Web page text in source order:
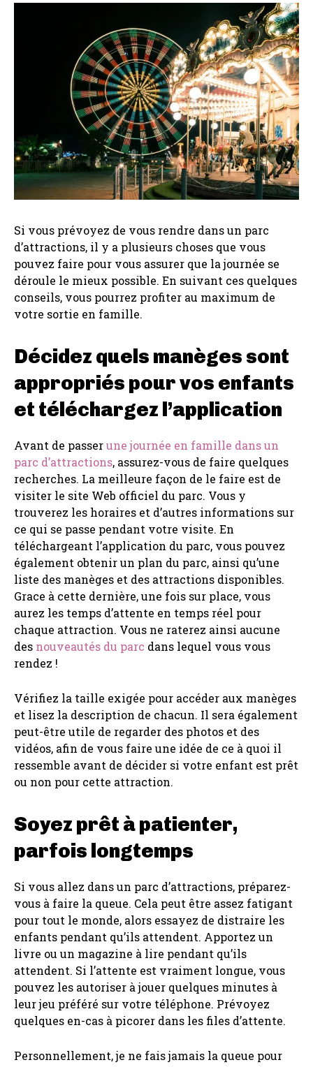
Si vous prévoyez de vous rendre dans un parc
d’attractions, il y a plusieurs choses que vous
pouvez faire pour vous assurer que la journée se
déroule le mieux possible. En suivant ces quelques
conseils, vous pourrez profiter au maximum de
votre sortie en famille.
Décidez quels manèges sont
appropriés pour vos enfants
et téléchargez l’application
Avant de passerune journée en famille dans un
parc d’attractions, assurez-vous de faire quelques
recherches. La meilleure façon de le faire est de
visiter le site Web officiel du parc. Vous y
trouverez les horaires et d’autres informations sur
ce qui se passe pendant votre visite. En
téléchargeant l’application du parc, vous pouvez
également obtenir un plan du parc, ainsi qu’une
liste des manèges et des attractions disponibles.
Grace à cette dernière, une fois sur place, vous
aurez les temps d’attente en temps réel pour
chaque attraction. Vous ne raterez ainsi aucune
des nouveautés du parc dans lequel vous vous
rendez !
Vérifiez la taille exigée pour accéder aux manèges
et lisez la description de chacun. Il sera également
peut-être utile de regarder des photos et des
vidéos, afin de vous faire une idée de ce à quoi il
ressemble avant de décider si votre enfant est prêt
ou non pour cette attraction.
Soyez prêt à patienter,
parfois longtemps
Si vous allez dans un parc d’attractions, préparez-
vous à faire la queue. Cela peut être assez fatigant
pour tout le monde, alors essayez de distraire les
enfants pendant qu’ils attendent. Apportez un
livre ou un magazine à lire pendant qu’ils
attendent. Si l’attente est vraiment longue, vous
pouvez les autoriser à jouer quelques minutes à
leur jeu préféré sur votre téléphone. Prévoyez
quelques en-cas à picorer dans les files d’attente.
Personnellement, je ne fais jamais la queue pour